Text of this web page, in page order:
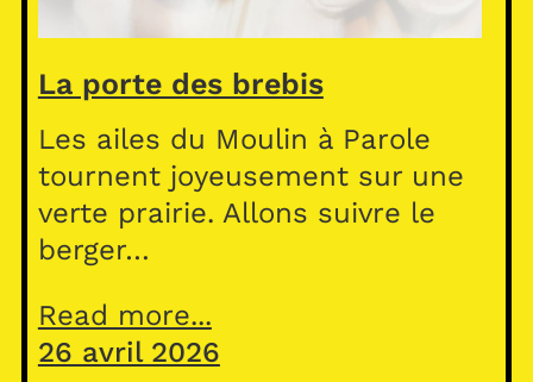
La porte des brebis
Les ailes du Moulin à Parole
tournent joyeusement sur une
verte prairie. Allons suivre le
berger…
Read more...
26 avril 2026